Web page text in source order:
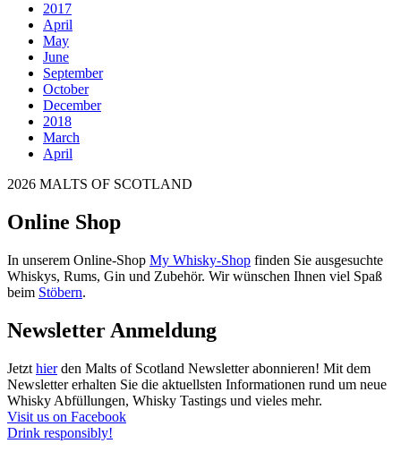
2017
April
May
June
September
October
December
2018
March
April
2026 MALTS OF SCOTLAND
Online Shop
In unserem Online-Shop My Whisky-Shop finden Sie ausgesuchte
Whiskys, Rums, Gin und Zubehör. Wir wünschen Ihnen viel Spaß
beim Stöbern.
Newsletter Anmeldung
Jetzt hierden Malts of Scotland Newsletter abonnieren! Mit dem
Newsletter erhalten Sie die aktuellsten Informationen rund um neue
Whisky Abfüllungen, Whisky Tastings und vieles mehr.
Visit us on Facebook
Drink responsibly!